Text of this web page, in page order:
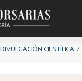
DIVULGACIÓN CIENTÍFICA